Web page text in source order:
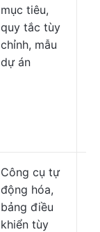
mục tiêu,
quy tắc tùy
chỉnh, mẫu
dự án
Công cụ tự
động hóa,
bảng điều
khiển tùy